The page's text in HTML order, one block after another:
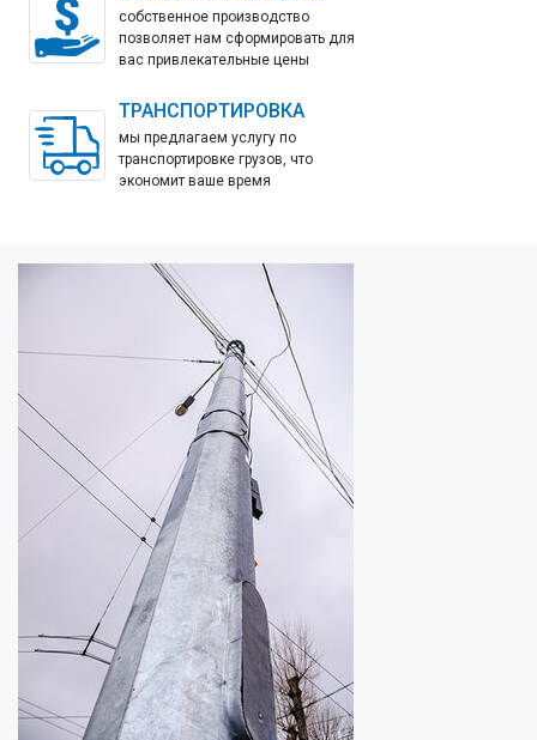
собственное производство
позволяет нам сформировать для
вас привлекательные цены
ТРАНСПОРТИРОВКА
мы предлагаем услугу по
транспортировке грузов, что
экономит ваше время